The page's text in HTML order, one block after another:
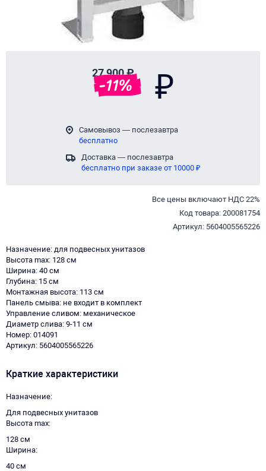
27 900 ₽
-11% ₽
Самовывоз — послезавтра
бесплатно
Доставка — послезавтра
бесплатно при заказе от 10000 ₽
Все цены включают НДС 22%
Код товара: 200081754
Артикул: 5604005565226
Назначение: для подвесных унитазов
Высота max: 128 см
Ширина: 40 см
Глубина: 15 см
Монтажная высота: 113 см
Панель смыва: не входит в комплект
Управление сливом: механическое
Диаметр слива: 9-11 см
Номер: 014091
Артикул: 5604005565226
Краткие характеристики
Назначение
Для подвесных унитазов
Высота max
128 см
Ширина
40 см